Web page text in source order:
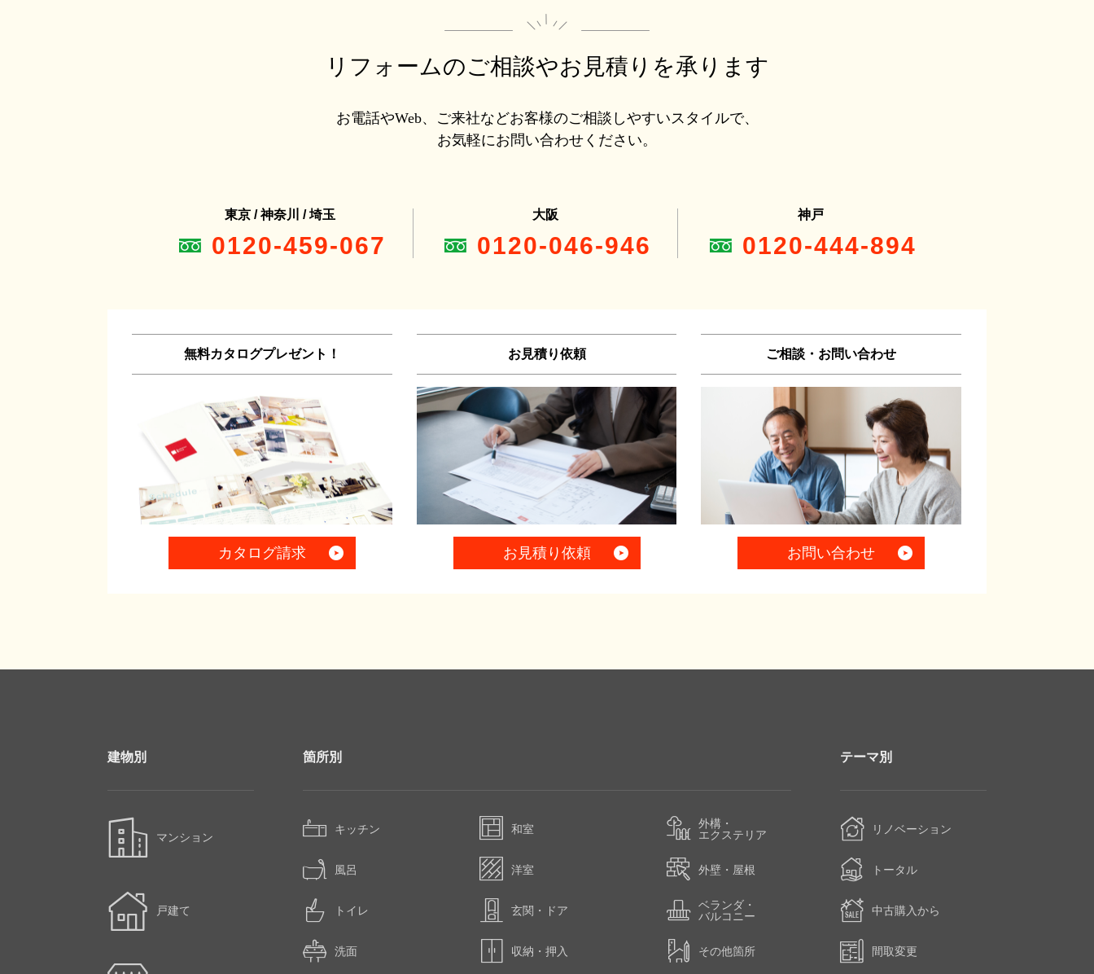
リフォームのご相談やお見積りを承ります
お電話やWeb、ご来社などお客様のご相談しやすいスタイルで、
お気軽にお問い合わせください。
東京 / 神奈川 / 埼玉
0120-459-067
大阪
0120-046-946
神戸
0120-444-894
無料カタログプレゼント！
カタログ請求
お見積り依頼
お見積り依頼
ご相談・お問い合わせ
お問い合わせ
建物別
マンション
戸建て
箇所別
キッチン
風呂
トイレ
洗面
和室
洋室
玄関・ドア
収納・押入
外構・
エクステリア
外壁・屋根
ベランダ・
バルコニー
その他箇所
テーマ別
リノベーション
トータル
中古購入から
間取変更